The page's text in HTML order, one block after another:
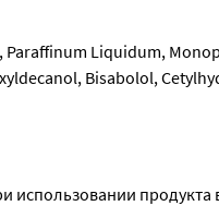
Liquidum,
Bisabolol,
продукта